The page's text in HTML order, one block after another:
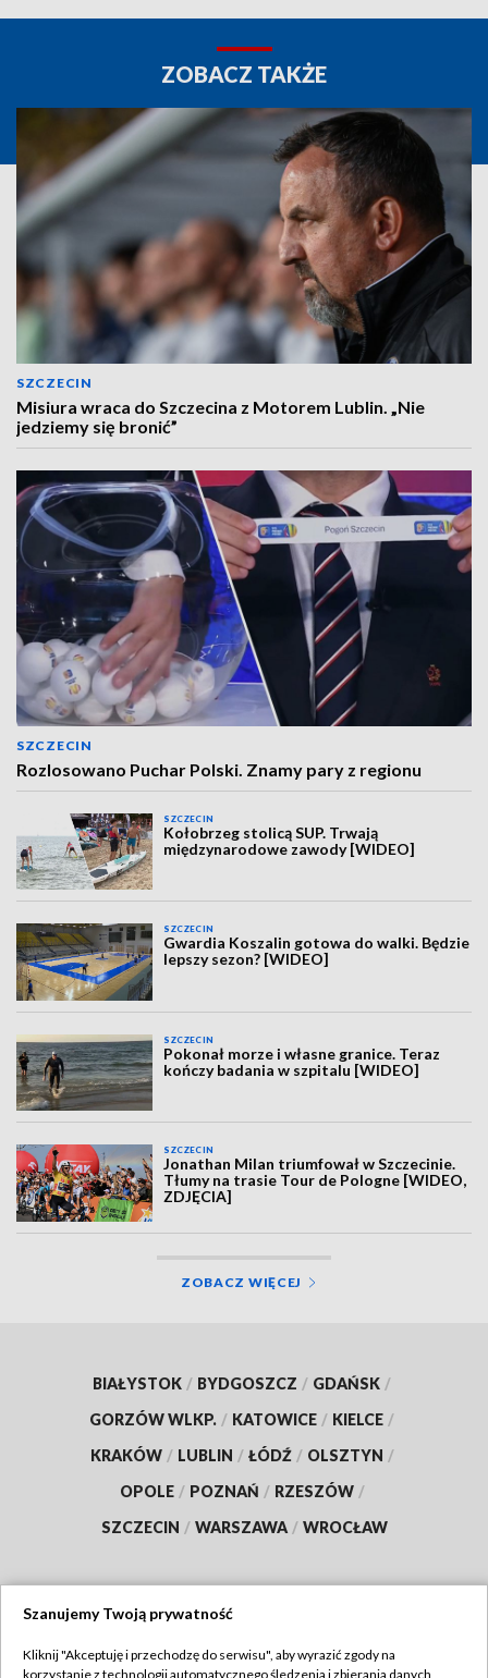
ZOBACZ TAKŻE
SZCZECIN
Misiura wraca do Szczecina z Motorem Lublin. „Nie
jedziemy się bronić”
SZCZECIN
Rozlosowano Puchar Polski. Znamy pary z regionu
SZCZECIN
Kołobrzeg stolicą SUP. Trwają
międzynarodowe zawody [WIDEO]
SZCZECIN
Gwardia Koszalin gotowa do walki. Będzie
lepszy sezon? [WIDEO]
SZCZECIN
Pokonał morze i własne granice. Teraz
kończy badania w szpitalu [WIDEO]
SZCZECIN
Jonathan Milan triumfował w Szczecinie.
Tłumy na trasie Tour de Pologne [WIDEO,
ZDJĘCIA]
ZOBACZ WIĘCEJ
BIAŁYSTOK / BYDGOSZCZ / GDAŃSK /
GORZÓW WLKP. / KATOWICE / KIELCE /
KRAKÓW / LUBLIN / ŁÓDŹ / OLSZTYN /
OPOLE / POZNAŃ / RZESZÓW /
SZCZECIN / WARSZAWA / WROCŁAW
Szanujemy Twoją prywatność
Kliknij "Akceptuję i przechodzę do serwisu", aby wyrazić zgody na
korzystanie z technologii automatycznego śledzenia i zbierania danych,